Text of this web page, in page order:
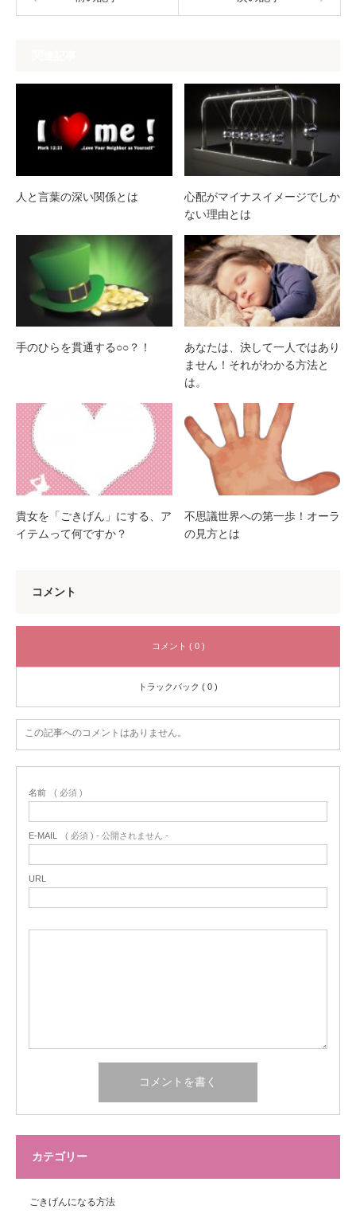
人と言葉の深い関係とは
心配がマイナスイメージでしか
ない理由とは
手のひらを貫通する○○？！
あなたは、決して一人ではあり
ません！それがわかる方法と
は。
貴女を「ごきげん」にする、ア
イテムって何ですか？
不思議世界への第一歩！オーラ
の見方とは
コメント
コメント ( 0 )
トラックバック ( 0 )
この記事へのコメントはありません。
名前 ( 必須 )
E-MAIL ( 必須 ) - 公開されません -
URL
カテゴリー
ごきげんになる方法